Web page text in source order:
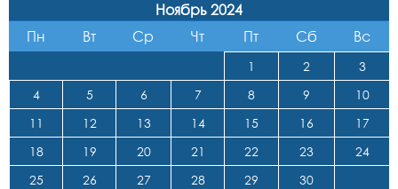
Ноябрь 2024
Пн
Вт Ср Чт Пт Сб Вс
1 2
3
4
5 6 7 8 9
10
11
12 13 14 15 16
17
18
19 20 21 22 23
24
25
26 27 28 29 30